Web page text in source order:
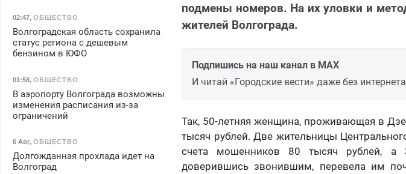
подмены номеров. На их уловки и
жителей Волгограда.
Подпишись на наш канал в MAX
И читай «Городские вести» даже без интернета
Так, 50-летняя женщина, проживающая в
тысяч рублей. Две жительницы
счета мошенников 80 тысяч рублей, а
доверившись звонившим, перевела им
02:47, ОБЩЕСТВО
Волгоградская область сохранила
статус региона с дешевым
бензином в ЮФО
01:58, ОБЩЕСТВО
В аэропорту Волгограда возможны
изменения расписания из-за
ограничений
6 Авг, ОБЩЕСТВО
Долгожданная прохлада идет на
Волгоград